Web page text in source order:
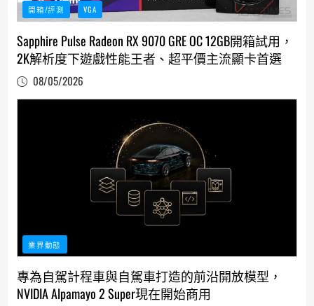
開箱/評測 VGA
Sapphire Pulse Radeon RX 9070 GRE OC 12GB開箱試用，
2K解析度下遊戲性能王者、超平價主流顯卡首選
08/05/2026
業界動態
專為自駕計程車與自駕車打造的前沿開放模型，
NVIDIA Alpamayo 2 Super現在開始商用